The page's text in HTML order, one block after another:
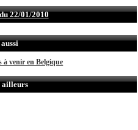
22/01/2010
à venir en Belgique
ailleurs